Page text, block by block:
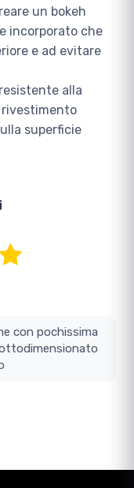
un bokeh
incorporato che
e ad evitare
alla
rivestimento
superficie